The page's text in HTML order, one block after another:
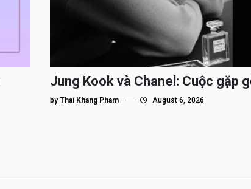
Jung Kook và Chanel: Cuộc gặp
by Thai Khang Pham August 6, 2026